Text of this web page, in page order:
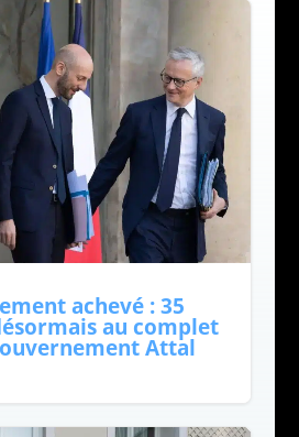
achevé : 35
au complet
Attal